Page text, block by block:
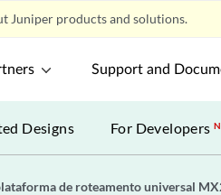
Juniper products and solutions.
Support and
Designs For Developers
de roteamento universal